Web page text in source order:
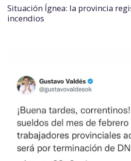
Situación Ígnea: la provincia
incendios